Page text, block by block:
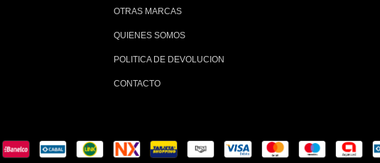
OTRAS MARCAS
QUIENES SOMOS
POLITICA DE DEVOLUCION
CONTACTO